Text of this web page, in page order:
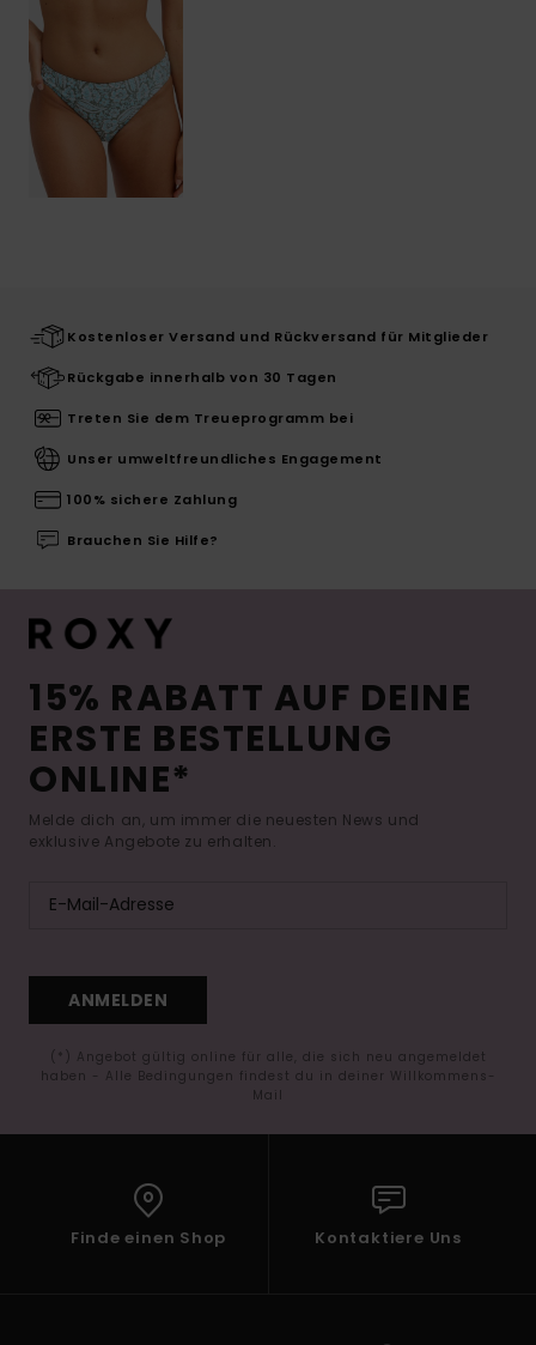
Kostenloser Versand und Rückversand für Mitglieder
Rückgabe innerhalb von 30 Tagen
Treten Sie dem Treueprogramm bei
Unser umweltfreundliches Engagement
100% sichere Zahlung
Brauchen Sie Hilfe?
15% RABATT AUF DEINE
ERSTE BESTELLUNG
ONLINE*
Melde dich an, um immer die neuesten News und
exklusive Angebote zu erhalten.
ANMELDEN
(*) Angebot gültig online für alle, die sich neu angemeldet
haben - Alle Bedingungen findest du in deiner Willkommens-
Mail
Finde einen Shop Kontaktiere Uns